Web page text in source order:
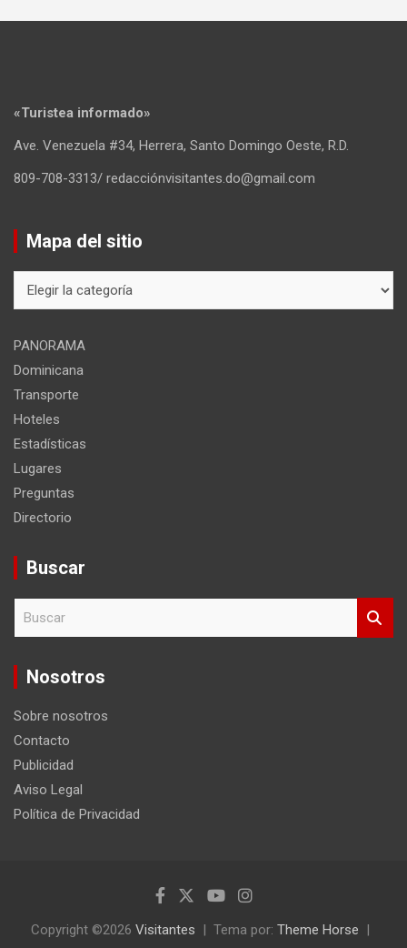
«Turistea informado»
Ave. Venezuela #34, Herrera, Santo Domingo Oeste, R.D.
809-708-3313/ redacciónvisitantes.do@gmail.com
Mapa del sitio
del
PANORAMA
Dominicana
Transporte
Hoteles
Estadísticas
Lugares
Preguntas
Directorio
Buscar
c
Nosotros
Sobre nosotros
Contacto
Publicidad
Aviso Legal
Política de Privacidad
Copyright ©2026 Visitantes Tema por: Theme Horse